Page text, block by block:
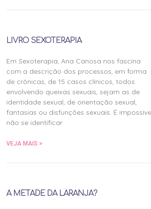
LIVRO SEXOTERAPIA
Em Sexoterapia, Ana Canosa nos fascina
com a descrição dos processos, em forma
de crônicas, de 15 casos clínicos, todos
envolvendo queixas sexuais, sejam as de
identidade sexual, de orientação sexual,
fantasias ou disfunções sexuais. É
não se identificar
VEJA MAIS >
A METADE DA LARANJA?